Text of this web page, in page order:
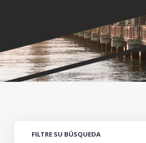
FILTRE SU BÚSQUEDA